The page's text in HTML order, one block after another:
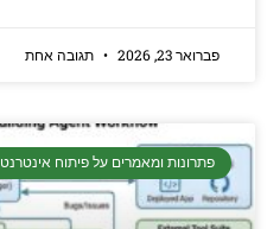
פברואר 23, 2026 תגובה אחת
פתרונות ומאמרים על פיתוח אינטרנט